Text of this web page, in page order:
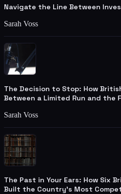
Navigate the Line Between
Sarah Voss
The Decision to Stop: How
Between a Limited Run and the
Sarah Voss
The Past in Your Ears: How Six
Built the Country's Most